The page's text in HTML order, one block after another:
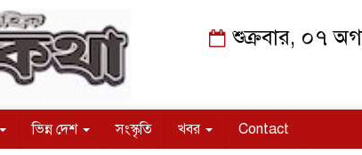
শুক্রবার, ০৭
ভিন্ন দেশ সংস্কৃতি খবর Contact